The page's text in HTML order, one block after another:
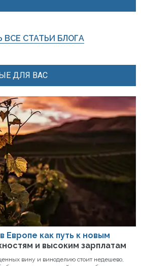
ВСЕ СТАТЬИ БЛОГА
ДЛЯ ВАС
Европе как путь к новым
и высоким зарплатам
вину и виноделию стоит недешево,